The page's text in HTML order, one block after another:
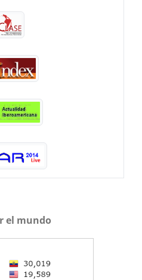
el mundo